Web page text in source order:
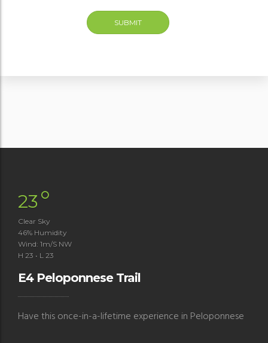
23°
Clear Sky
46% Humidity
Wind: 1m/s NW
H 23 • L 23
E4 Peloponnese Trail
Have this once-in-a-lifetime experience in Peloponnese